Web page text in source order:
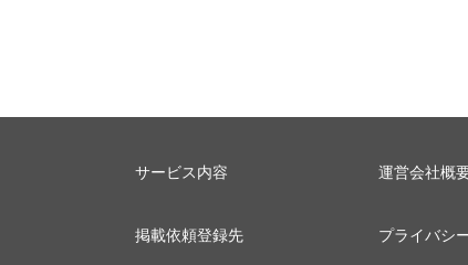
サービス内容 運営会社概
掲載依頼登録先 プライバシ